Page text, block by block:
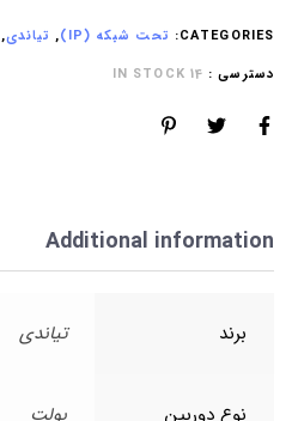
CATEGORIES: تحت شبکه (IP) , تیاندی,
دسترسی : 14 IN STOCK
Additional information
برند تیاندی
نوع دوربین بولت